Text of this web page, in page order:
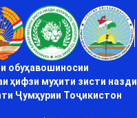
обуҳавошиносии
ҳифзи муҳити зисти назди
Ҷумҳурии Тоҷикистон